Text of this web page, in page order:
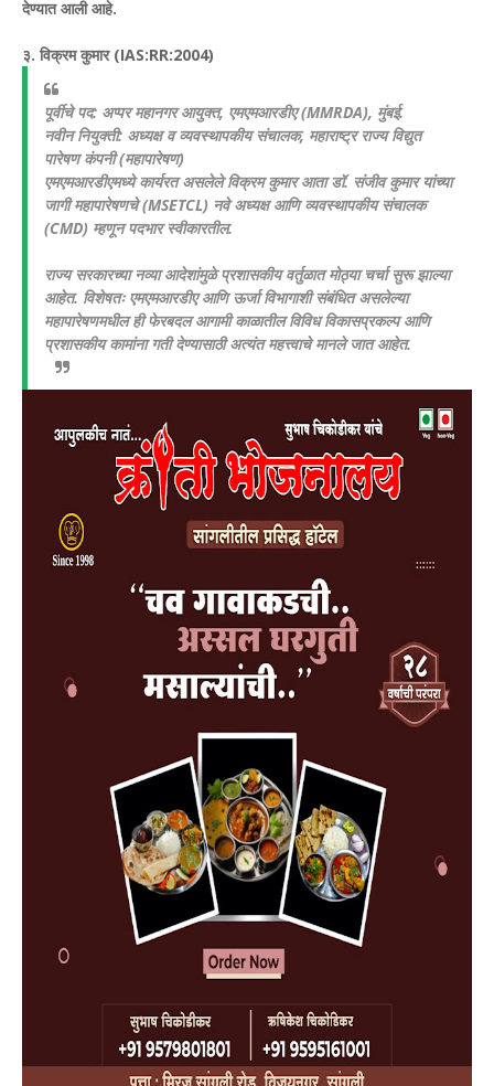
देण्यात आली आहे.
३. विक्रम कुमार (IAS:RR:2004)
पूर्वीचे पद: अप्पर महानगर आयुक्त, एमएमआरडीए (MMRDA), मुंबई.
नवीन नियुक्ती: अध्यक्ष व व्यवस्थापकीय संचालक, महाराष्ट्र राज्य विद्युत
पारेषण कंपनी (महापारेषण)
एमएमआरडीएमध्ये कार्यरत असलेले विक्रम कुमार आता डॉ. संजीव कुमार यांच्या
जागी महापारेषणचे (MSETCL) नवे अध्यक्ष आणि व्यवस्थापकीय संचालक
(CMD) म्हणून पदभार स्वीकारतील.
राज्य सरकारच्या नव्या आदेशांमुळे प्रशासकीय वर्तुळात मोठ्या चर्चा सुरू झाल्या
आहेत. विशेषतः एमएमआरडीए आणि ऊर्जा विभागाशी संबंधित असलेल्या
महापारेषणमधील ही फेरबदल आगामी काळातील विविध विकासप्रकल्प आणि
प्रशासकीय कामांना गती देण्यासाठी अत्यंत महत्त्वाचे मानले जात आहेत.